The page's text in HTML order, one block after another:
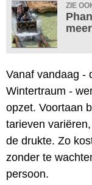
ZIE
Vanaf vandaag -
Wintertraum -
opzet. Voortaan
tarieven
de drukte. Zo
zonder te
persoon.